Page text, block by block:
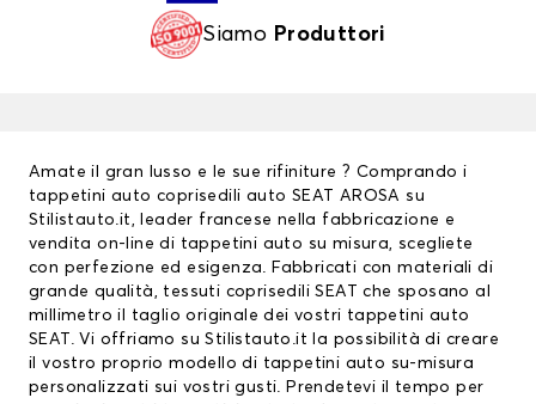
Siamo Produttori
Amate il gran lusso e le sue rifiniture ? Comprando i
tappetini autocoprisedili auto SEAT AROSA su
Stilistauto.it, leader francese nella fabbricazione e
vendita on-line di tappetini auto su misura, scegliete
con perfezione ed esigenza. Fabbricati con materiali di
grande qualità, tessuti coprisedili SEAT
che sposano al
millimetro il taglio originale dei vostri tappetini auto
SEAT. Vi offriamo su Stilistauto.it la possibilità di creare
il vostro proprio modello di tappetini auto su-misura
personalizzati sui vostri gusti. Prendetevi il tempo per